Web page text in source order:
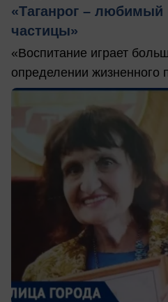
«Таганрог –
частицы»
«Воспитание играет
определении жизненного